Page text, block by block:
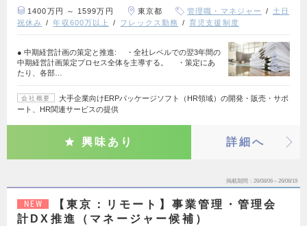
1400万円 ～ 1599万円 東京都 管理職・マネジャー
土日
祝休み
年収600万以上 フレックス勤務 育児支援制度
● 中期経営計画の策定と推進: ・全社レベルでの翌3年間の
中期経営計画策定プロセス全体を主導する。 ・策定にあ
たり、各部…
会社概要
大手企業向けERPパッケージソフト（HR領域）の開発・販売・サポ
ート、HR関連サービスの提供
興味あり 詳細へ
掲載期間 26/08/06～26/08/19
NEW
【東京：リモート】事業管理・管理会
計DX推進（マネージャー候補）